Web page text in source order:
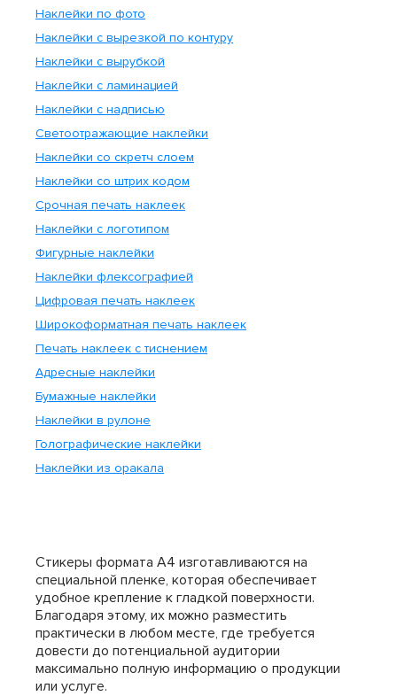
Наклейки по фото
Наклейки с вырезкой по контуру
Наклейки с вырубкой
Наклейки с ламинацией
Наклейки с надписью
Светоотражающие наклейки
Наклейки со скретч слоем
Наклейки со штрих кодом
Срочная печать наклеек
Наклейки с логотипом
Фигурные наклейки
Наклейки флексографией
Цифровая печать наклеек
Широкоформатная печать наклеек
Печать наклеек с тиснением
Адресные наклейки
Бумажные наклейки
Наклейки в рулоне
Голографические наклейки
Наклейки из оракала
Стикеры формата А4 изготавливаются на
специальной пленке, которая обеспечивает
удобное крепление к гладкой поверхности.
Благодаря этому, их можно разместить
практически в любом месте, где требуется
довести до потенциальной аудитории
максимально полную информацию о продукции
или услуге.